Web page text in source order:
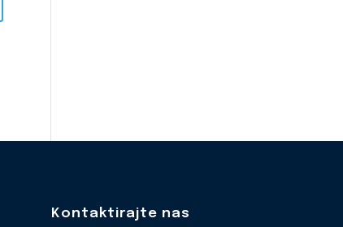
Kontaktirajte nas